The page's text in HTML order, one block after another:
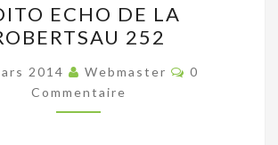
ECHO
DE
LA
ROBERTSAU
252
ECHO DE LA
252
2014 Webmaster
0
Commentaire